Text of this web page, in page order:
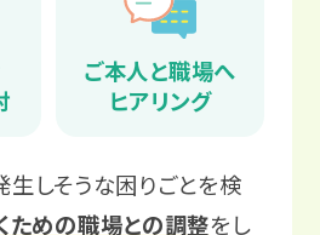
ご本人と職場へ
ヒアリング
しそうな困りごとを検
ための職場との調整をし